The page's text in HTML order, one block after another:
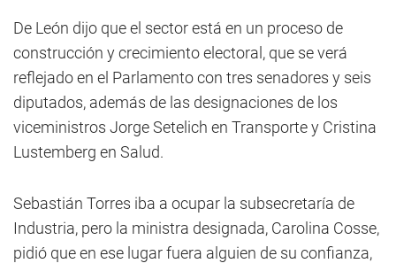
De León dijo que el sector está en un proceso de
construcción y crecimiento electoral, que se verá
reflejado en el Parlamento con tres senadores y seis
diputados, además de las designaciones de los
viceministros Jorge Setelich en Transporte y Cristina
Lustemberg en Salud.
Sebastián Torres iba a ocupar la subsecretaría de
Industria, pero la ministra designada, Carolina Cosse,
pidió que en ese lugar fuera alguien de su confianza,